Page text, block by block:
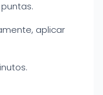
aplicar